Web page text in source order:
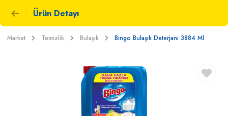
Ürün Detayı
Market Temizlik Bulaşık Bingo Bulaşık Deterjanı 3884 Ml